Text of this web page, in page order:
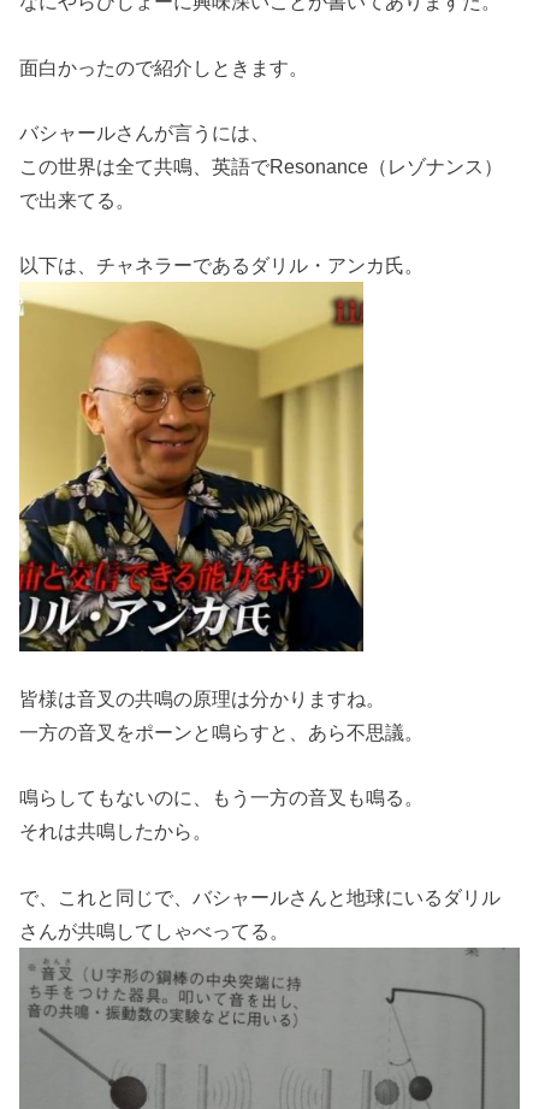
面白かったので紹介しときます。
バシャールさんが言うには、
この世界は全て共鳴、英語でResonance（レゾナンス）
で出来てる。
以下は、チャネラーであるダリル・アンカ氏。
皆様は音叉の共鳴の原理は分かりますね。
一方の音叉をポーンと鳴らすと、あら不思議。
鳴らしてもないのに、もう一方の音叉も鳴る。
それは共鳴したから。
で、これと同じで、バシャールさんと地球にいるダリル
さんが共鳴してしゃべってる。